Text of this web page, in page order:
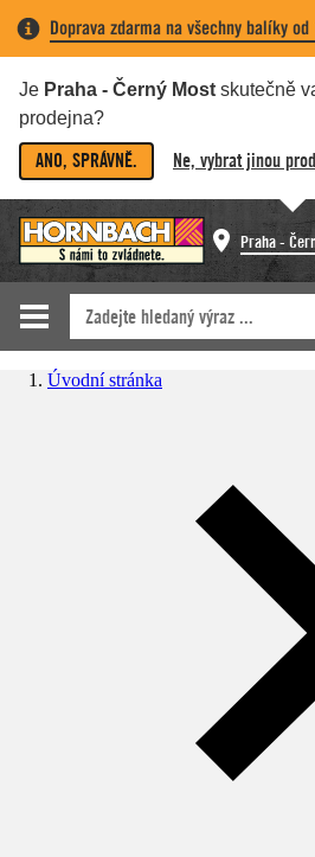
Doprava zdarma na všechny balíky od
Je Praha - Černý Most skutečně
prodejna?
ANO, SPRÁVNĚ. Ne, vybrat jinou
Praha -
Úvodní stránka